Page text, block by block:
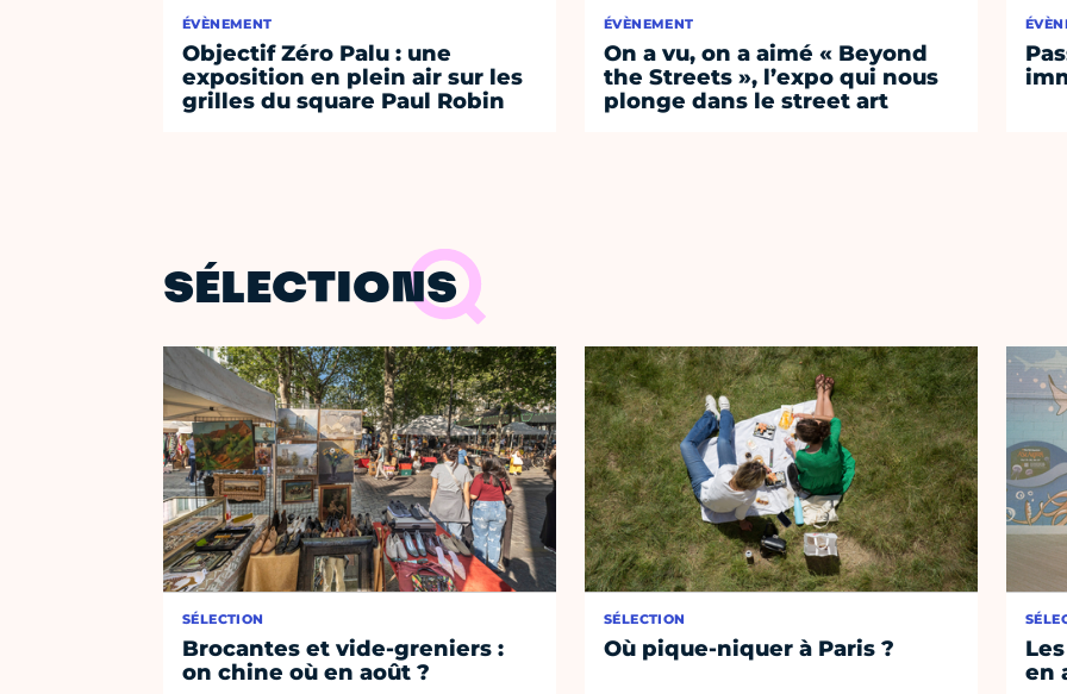
ÉVÈNEMENT
Objectif Zéro Palu : une
exposition en plein air sur les
grilles du square Paul Robin
ÉVÈNEMENT
On a vu, on a aimé « Beyond
the Streets », l’expo qui nous
plonge dans le street art
SÉLECTIONS
SÉLECTION
Brocantes et vide-greniers :
on chine où en août ?
SÉLECTION
Où pique-niquer à Paris ?
en